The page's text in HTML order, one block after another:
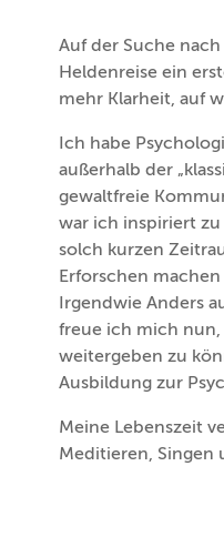
Auf der Suche
Heldenreise ein
mehr Klarheit, auf
Ich habe
außerhalb der
gewaltfreie
war ich inspiriert
solch kurzen
Erforschen
Irgendwie Anders
freue ich mich nun,
weitergeben zu
Ausbildung zur
Meine Lebenszeit
Meditieren, Singen